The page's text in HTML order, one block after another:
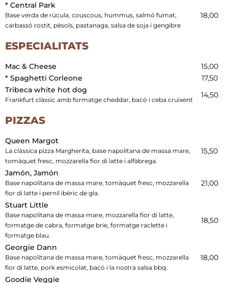
* Central Park
Base verda de rúcula, couscous, hummus, salmó fumat,
carbassó rostit, pèsols, pastanaga, salsa de soja i gengibre
18,00
ESPECIALITATS
Mac & Cheese
15,00
* Spaghetti Corleone
17,50
Tribeca white hot dog
Frankfurt clàssic amb formatge cheddar, bacó i ceba cruixent
14,50
PIZZAS
Queen Margot
La clàssica pizza Margherita, base napolitana de massa mare,
tomàquet fresc, mozzarella fior di latte i alfàbrega.
15,50
Jamón, Jamón
Base napolitana de massa mare, tomàquet fresc, mozzarella
fior di latte i pernil ibèric de gla.
21,00
Stuart Little
Base napolitana de massa mare, mozzarella fior di latte,
formatge de cabra, formatge brie, formatge raclette i
formatge blau.
18,50
Georgie Dann
Base napolitana de massa mare, tomàquet fresc, mozzarella
fior di latte, pork esmicolat, bacó i la nostra salsa bbq.
18,00
Goodie Veggie